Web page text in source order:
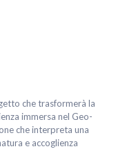
che trasformerà la
immersa nel Geo-
che interpreta una
e accoglienza